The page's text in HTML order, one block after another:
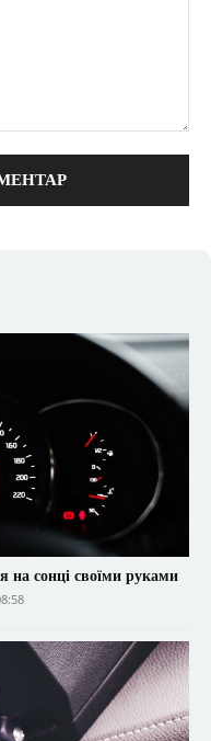
на сонці своїми руками